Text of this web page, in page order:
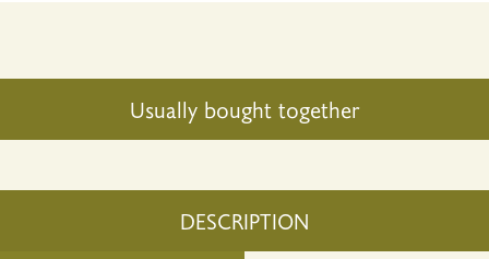
Usually bought together
DESCRIPTION